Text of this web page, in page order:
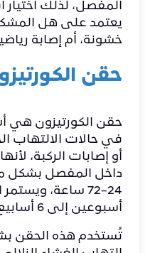
المفصل، لذلك
يعتمد على هل
خشونة، أم إصابة
حقن
حقن الكورتيزون هي
في حالات الالتهاب
أو إصابات الركبة،
داخل المفصل بشكل
24–72 ساعة،
أسبوعين إلى 6 أسابيع حسب الحالة.
تُستخدم هذه الحقن